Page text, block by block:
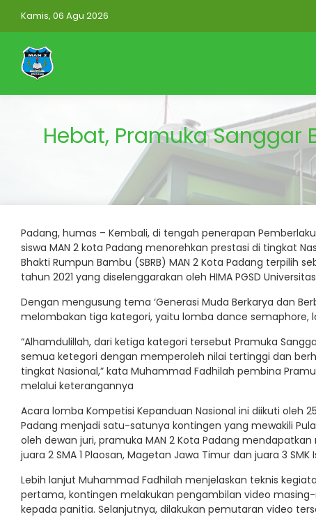
Kamis, 06 Agu 2026
Hebat, Pramuka Sanggar
Padang, humas – Kembali, di tengah penerapan
siswa MAN 2 kota Padang menorehkan prestasi di tingkat
Bhakti Rumpun Bambu (SBRB) MAN 2 Kota Padang terpilih
tahun 2021 yang diselenggarakan oleh HIMA PGSD
Dengan mengusung tema ‘Generasi Muda Berkarya dan
melombakan tiga kategori, yaitu lomba dance
“Alhamdulillah, dari ketiga kategori tersebut Pramuka
semua ketegori dengan memperoleh nilai tertinggi dan
tingkat Nasional,” kata Muhammad Fadhilah pembina
melalui keterangannya
Acara lomba Kompetisi Kepanduan Nasional ini diikuti oleh
Padang menjadi satu-satunya kontingen yang mewakili
oleh dewan juri, pramuka MAN 2 Kota Padang mendapatkan
juara 2 SMA 1 Plaosan, Magetan Jawa Timur dan juara 3
Lebih lanjut Muhammad Fadhilah menjelaskan teknis
pertama, kontingen melakukan pengambilan video
kepada panitia. Selanjutnya, dilakukan pemutaran video